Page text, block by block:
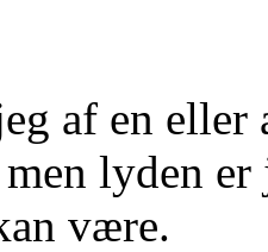
af en
men lyden
være.